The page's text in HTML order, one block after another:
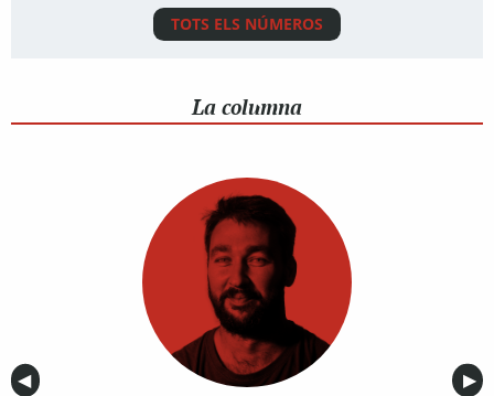
TOTS ELS NÚMEROS
La columna
Anterior
◀︎ ▶︎